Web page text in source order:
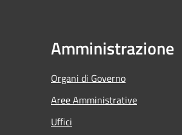
Amministrazione
Organi di Governo
Aree Amministrative
Uffici